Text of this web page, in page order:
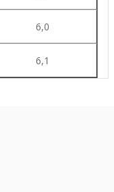
6,0
6,1